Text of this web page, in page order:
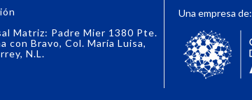
Matriz: Padre Mier 1380 Pte.
con Bravo, Col. María Luisa,
N.L.
Una empresa de: